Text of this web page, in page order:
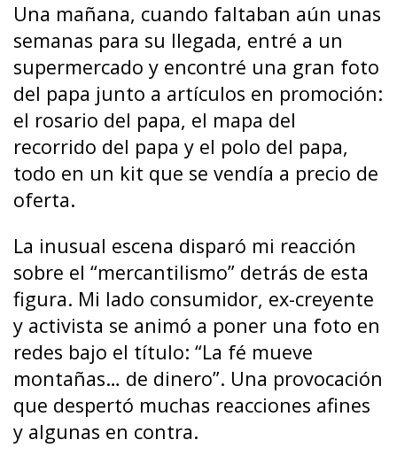
Una mañana, cuando faltaban aún unas
semanas para su llegada, entré a un
supermercado y encontré una gran foto
del papa junto a artículos en promoción:
el rosario del papa, el mapa del
recorrido del papa y el polo del papa,
todo en un kit que se vendía a precio de
oferta.
La inusual escena disparó mi reacción
sobre el “mercantilismo” detrás de esta
figura. Mi lado consumidor, ex-creyente
y activista se animó a poner una foto en
redes bajo el título: “La fé mueve
montañas… de dinero”. Una provocación
que despertó muchas reacciones afines
y algunas en contra.